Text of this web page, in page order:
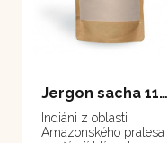
Jergon sacha 111 g
Indiáni z oblasti
Amazonského pralesa